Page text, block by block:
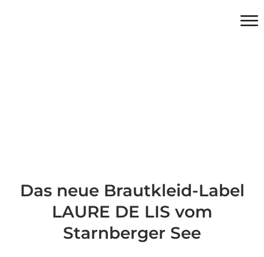
Das neue Brautkleid-Label
LAURE DE LIS vom
Starnberger See